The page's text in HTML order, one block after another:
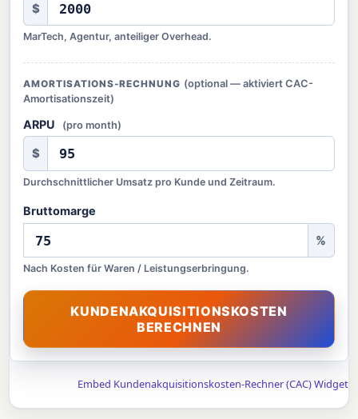
$
MarTech, Agentur, anteiliger Overhead.
AMORTISATIONS-RECHNUNG (optional — aktiviert CAC-
Amortisationszeit)
ARPU (pro month)
$
Durchschnittlicher Umsatz pro Kunde und Zeitraum.
Bruttomarge
%
Nach Kosten für Waren / Leistungserbringung.
KUNDENAKQUISITIONSKOSTEN
BERECHNEN
Embed Kundenakquisitionskosten-Rechner (CAC) Widget